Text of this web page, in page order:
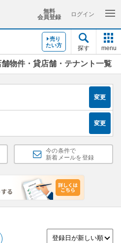
無料
会員登録
ログイン
売り
たい方
探す menu
舗物件・貸店舗・テナント一覧
変更
変更
今の条件で
新着メールを登録